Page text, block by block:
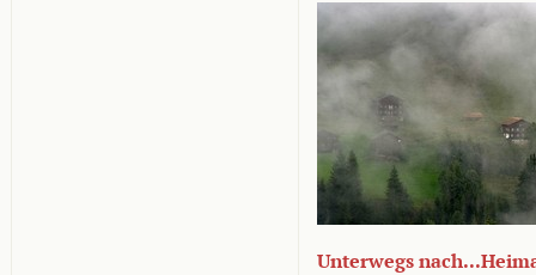
Unterwegs